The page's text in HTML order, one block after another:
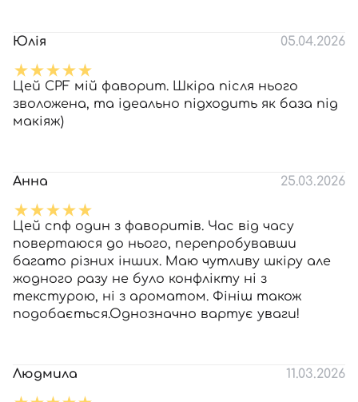
Юлія 05.04.2026
Цей СPF мій фаворит. Шкіра після нього
зволожена, та ідеально підходить як база під
макіяж)
Анна 25.03.2026
Цей спф один з фаворитів. Час від часу
повертаюся до нього, перепробувавши
багато різних інших. Маю чутливу шкіру але
жодного разу не було конфлікту ні з
текстурою, ні з ароматом. Фініш також
подобається.Однозначно вартує уваги!
Людмила 11.03.2026